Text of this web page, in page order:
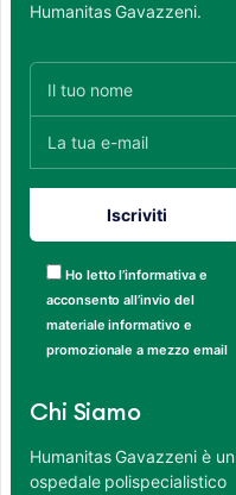
Humanitas Gavazzeni.
Ho letto l’informativa e
acconsento all’invio del
materiale informativo e
promozionale a mezzo email
Chi Siamo
Humanitas Gavazzeni è un
ospedale polispecialistico